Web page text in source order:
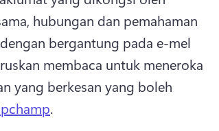
hubungan dan pemahaman
bergantung pada e-mel
membaca untuk meneroka
yang berkesan yang boleh
.